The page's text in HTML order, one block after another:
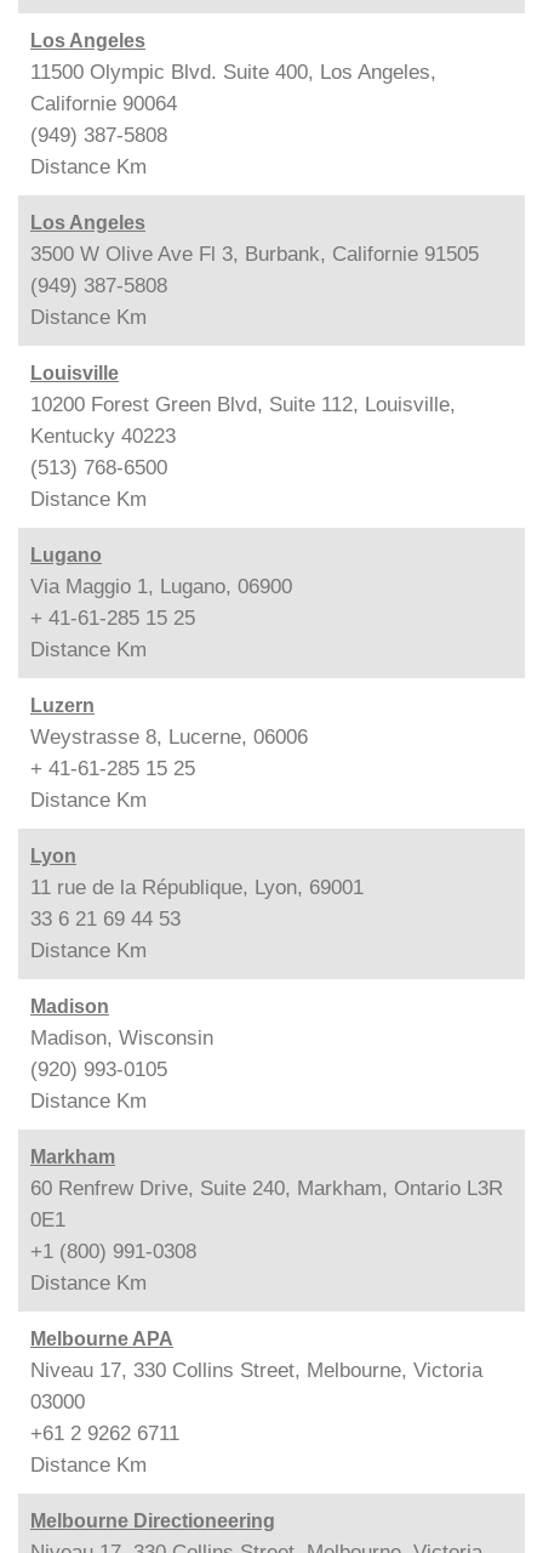
Los Angeles
11500 Olympic Blvd. Suite 400, Los Angeles,
Californie 90064
(949) 387-5808
Distance Km
Los Angeles
3500 W Olive Ave Fl 3, Burbank, Californie 91505
(949) 387-5808
Distance Km
Louisville
10200 Forest Green Blvd, Suite 112, Louisville,
Kentucky 40223
(513) 768-6500
Distance Km
Lugano
Via Maggio 1, Lugano, 06900
+ 41-61-285 15 25
Distance Km
Luzern
Weystrasse 8, Lucerne, 06006
+ 41-61-285 15 25
Distance Km
Lyon
11 rue de la République, Lyon, 69001
33 6 21 69 44 53
Distance Km
Madison
Madison, Wisconsin
(920) 993-0105
Distance Km
Markham
60 Renfrew Drive, Suite 240, Markham, Ontario L3R
0E1
+1 (800) 991-0308
Distance Km
Melbourne APA
Niveau 17, 330 Collins Street, Melbourne, Victoria
03000
+61 2 9262 6711
Distance Km
Melbourne Directioneering